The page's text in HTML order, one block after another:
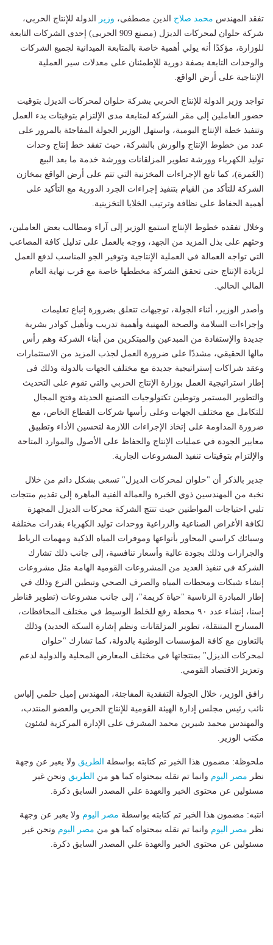
تفقد المهندس محمد صلاح الدين مصطفى، وزير الدولة للإنتاج الحربي،
شركة حلوان لمحركات الديزل (مصنع 909 الحربى) إحدى الشركات التابعة
للوزارة، مؤكدًا أنه يولي أهمية خاصة بالمتابعة الميدانية لجميع الشركات
والوحدات التابعة بصفة دورية للإطمئنان على معدلات سير العملية
الإنتاجية على أرض الواقع.
تواجد وزير الدولة للإنتاج الحربي بشركة حلوان لمحركات الديزل بتوقيت
حضور العاملين إلى مقر الشركة لمتابعة مدى الإلتزام بتوقيتات بدء العمل
وتنفيذ خطة الإنتاج اليومية، واستهل الوزير الجولة المفاجئة بالمرور على
عدد من خطوط الإنتاج والورش بالشركة، حيث تفقد خط إنتاج وحدات
توليد الكهرباء وورشة تطوير المزلقانات وورشة خدمة ما بعد البيع
(العَمرة)، كما تابع الإجراءات المخزنية التي تتم على أرض الواقع بمخازن
الشركة للتأكد من القيام بتنفيذ إجراءات الجرد الدورية مع التأكيد على
أهمية الحفاظ على نظافة وترتيب الخلايا التخزينية.
وخلال تفقده خطوط الإنتاج استمع الوزير إلى آراء ومطالب بعض العاملين،
وحثهم على بذل المزيد من الجهد، ووجه بالعمل على تذليل كافة المصاعب
التي تواجه العمالة في العملية الإنتاجية وتوفير الجو المناسب لدفع العمل
لزيادة الإنتاج حتى تحقق الشركة مخططها خاصة مع قرب نهاية العام
المالي الحالي.
وأصدر الوزير، أثناء الجولة، توجيهات تتعلق بضرورة إتباع تعليمات
وإجراءات السلامة والصحة المهنية وأهمية تدريب وتأهيل كوادر بشرية
جديدة والإستفادة من المبدعين والمبتكرين من أبناء الشركة وهم رأس
مالها الحقيقي، مشددًا على ضرورة العمل لجذب المزيد من الاستثمارات
وعقد شراكات إستراتيجية جديدة مع مختلف الجهات بالدولة وذلك فى
إطار استراتيجية العمل بوزارة الإنتاج الحربي والتي تقوم على التحديث
والتطوير المستمر وتوطين تكنولوجيات التصنيع الحديثة وفتح المجال
للتكامل مع مختلف الجهات وعلى رأسها شركات القطاع الخاص، مع
ضرورة المداومة على إتخاذ الإجراءات اللازمة لتحسين الأداء وتطبيق
معايير الجودة في عمليات الإنتاج والحفاظ على الأصول والموارد المتاحة
والإلتزام بتوقيتات تنفيذ المشروعات الجارية.
جدير بالذكر أن "حلوان لمحركات الديزل" تسعى بشكل دائم من خلال
نخبة من المهندسين ذوي الخبرة والعمالة الفنية الماهرة إلى تقديم منتجات
تلبي احتياجات المواطنين حيث تنتج الشركة محركات الديزل المجهزة
لكافة الأغراض الصناعية والزراعية ووحدات توليد الكهرباء بقدرات مختلفة
وسبائك كراسي المحاور بأنواعها وموفرات المياه الذكية ومهمات الرباط
والجرارات وذلك بجودة عالية وأسعار تنافسية، إلى جانب ذلك تشارك
الشركة فى تنفيذ العديد من المشروعات القومية الهامة مثل مشروعات
إنشاء شبكات ومحطات المياه والصرف الصحي وتبطين الترع وذلك في
إطار المبادرة الرئاسية "حياة كريمة"، إلى جانب مشروعات (تطوير قناطر
إسنا، إنشاء عدد ۹۰ محطة رفع للخلط الوسيط في مختلف المحافظات،
المسارح المتنقلة، تطوير المزلقانات ونظم إشارة السكة الحديد) وذلك
بالتعاون مع كافة المؤسسات الوطنية بالدولة، كما تشارك "حلوان
لمحركات الديزل" بمنتجاتها في مختلف المعارض المحلية والدولية لدعم
وتعزيز الاقتصاد القومي.
رافق الوزير، خلال الجولة التفقدية المفاجئة، المهندس إميل حلمي إلياس
نائب رئيس مجلس إدارة الهيئة القومية للإنتاج الحربي والعضو المنتدب،
والمهندس محمد شيرين محمد المشرف على الإدارة المركزية لشئون
مكتب الوزير.
ملحوظة: مضمون هذا الخبر تم كتابته بواسطة الطريق ولا يعبر عن وجهة
نظر مصر اليوم وانما تم نقله بمحتواه كما هو من الطريق ونحن غير
مسئولين عن محتوى الخبر والعهدة علي المصدر السابق ذكرة.
انتبه: مضمون هذا الخبر تم كتابته بواسطة مصر اليوم ولا يعبر عن وجهة
نظر مصر اليوم وانما تم نقله بمحتواه كما هو من مصر اليوم ونحن غير
مسئولين عن محتوى الخبر والعهدة علي المصدر السابق ذكرة.